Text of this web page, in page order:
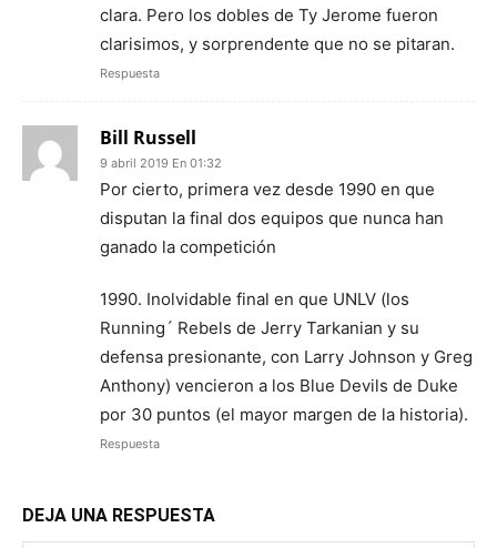
clara. Pero los dobles de Ty Jerome fueron
clarisimos, y sorprendente que no se pitaran.
Respuesta
Bill Russell
9 abril 2019 En 01:32
Por cierto, primera vez desde 1990 en que
disputan la final dos equipos que nunca han
ganado la competición
1990. Inolvidable final en que UNLV (los
Running´ Rebels de Jerry Tarkanian y su
defensa presionante, con Larry Johnson y Greg
Anthony) vencieron a los Blue Devils de Duke
por 30 puntos (el mayor margen de la historia).
Respuesta
DEJA UNA RESPUESTA